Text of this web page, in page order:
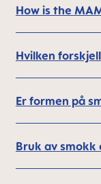
How is the
Hvilken
Er formen på
Bruk av smokk